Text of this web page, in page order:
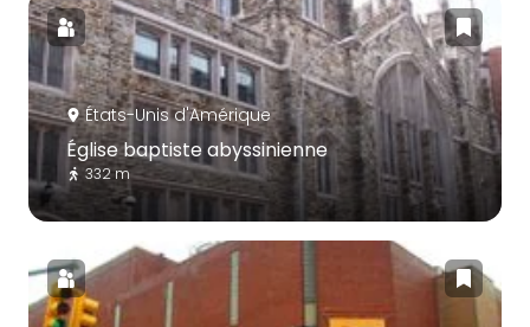
États-Unis d'Amérique
Église baptiste abyssinienne
332 m